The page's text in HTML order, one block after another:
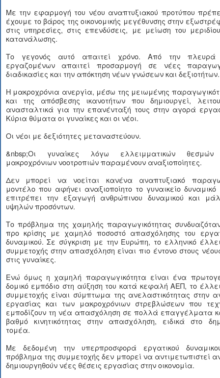
Με την εφαρμογή του νέου αναπτυξιακού προτύπου
έχουμε το βάρος της οικονομικής μεγέθυνσης στην
στις υπηρεσίες, στις επενδύσεις, με μείωση του
κατανάλωσης.
Το γεγονός αυτό απαιτεί χρόνο. Από την πλευρά
εργαζομένων απαιτεί προσαρμογή σε νέες
διαδικασίες και την απόκτηση νέων γνώσεων και δεξιοτήτων.
Η μακροχρόνια ανεργία, μέσω της μειωμένης
και της απόσβεσης ικανοτήτων που δημιουργεί,
ανασταλτικά για την επανένταξή τους στην αγορά
Κύρια θύματα οι γυναίκες και οι νέοι.
Οι νέοι με δεξιότητες μεταναστεύουν.
&nbsp;Οι γυναίκες λόγω ελλειμματικών θεσμών
μακροχρόνιων νοοτροπιών παραμένουν αναξιοποίητες.
Δεν μπορεί να νοείται κανένα αναπτυξιακό
μοντέλο που αφήνει αναξιοποίητο το γυναικείο
επιτρέπει την εξαγωγή ανθρώπινου δυναμικού και
υψηλών προσόντων.
Το πρόβλημα της χαμηλής παραγωγικότητας
προ κρίσης με χαμηλό ποσοστό απασχόλησης του
δυναμικού. Σε σύγκριση με την Ευρώπη, το ελληνικό
συμμετοχής στην απασχόληση είναι πιο έντονο στους
στις γυναίκες.
Ενώ όμως η χαμηλή παραγωγικότητα είναι ένα
δομικό εμπόδιο στη αύξηση του κατά κεφαλή ΑΕΠ, το
συμμετοχής είναι σύμπτωμα της ανελαστικότητας στην
εργασίας και των μακροχρόνιων στρεβλώσεων που
εμποδίζουν τη νέα απασχόληση σε πολλά επαγγέλματα
βαθμό κινητικότητας στην απασχόληση, ειδικά στο
τομέα.
Με δεδομένη την υπερπροσφορά εργατικού
πρόβλημα της συμμετοχής δεν μπορεί να αντιμετωπιστεί
δημιουργηθούν νέες θέσεις εργασίας στην οικονομία.